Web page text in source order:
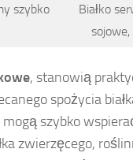
szybko
Białko
sojowe,
, stanowią
spożycia
szybko
zwierzęcego,